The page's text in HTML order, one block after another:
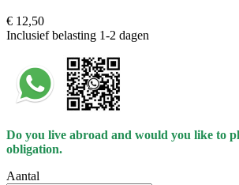
€ 12,50
Inclusief belasting 1-2 dagen
Do you live abroad and would you like to
obligation.
Aantal